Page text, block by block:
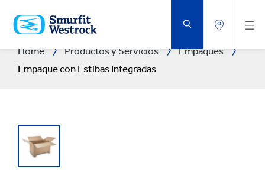
AL
CONTENIDO
PRINCIPAL
Home Productos y Servicios
Empaques
Empaque con Estibas Integradas